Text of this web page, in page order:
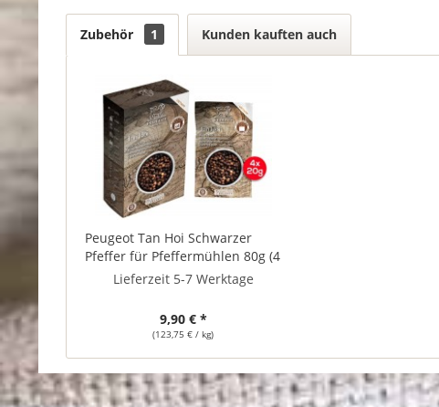
Zubehör 1 Kunden kauften auch
Peugeot Tan Hoi Schwarzer
Pfeffer für Pfeffermühlen 80g (4
x 20g Beutel)
Lieferzeit 5-7 Werktage
9,90 € *
(123,75 € / kg)